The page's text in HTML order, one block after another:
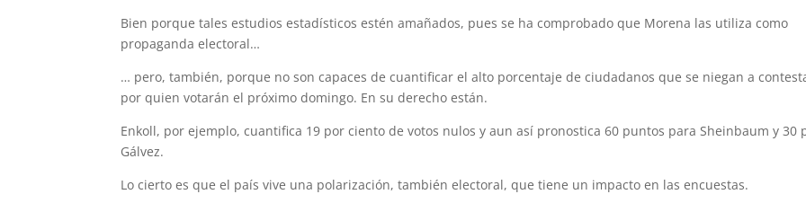
Bien porque tales estudios estadísticos estén amañados, pues se ha comprobado que Morena las utiliza como
propaganda electoral…
… pero, también, porque no son capaces de cuantificar el alto porcentaje de ciudadanos que se niegan a
por quien votarán el próximo domingo. En su derecho están.
Enkoll, por ejemplo, cuantifica 19 por ciento de votos nulos y aun así pronostica 60 puntos para Sheinbaum y 30
Gálvez.
Lo cierto es que el país vive una polarización, también electoral, que tiene un impacto en las encuestas.